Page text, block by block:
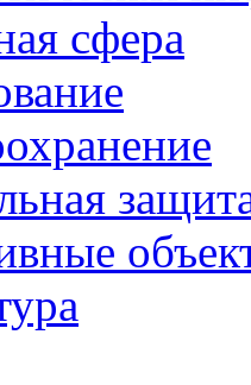
сфера